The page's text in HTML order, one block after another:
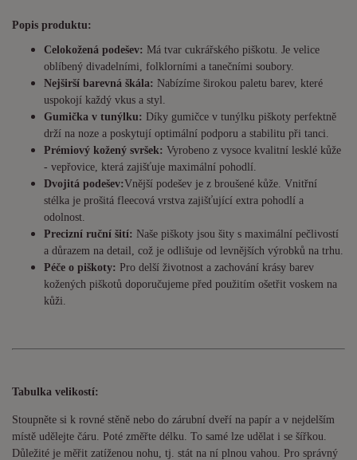
Popis produktu:
Celokožená podešev: Má tvar cukrářského piškotu. Je velice
oblíbený divadelními, folklorními a tanečními soubory.
Nejširší barevná škála: Nabízíme širokou paletu barev, které
uspokojí každý vkus a styl.
Gumička v tunýlku: Díky gumičce v tunýlku piškoty perfektně
drží na noze a poskytují optimální podporu a stabilitu při tanci.
Prémiový kožený svršek: Vyrobeno z vysoce kvalitní lesklé kůže
- vepřovice, která zajišťuje maximální pohodlí.
Dvojitá podešev:Vnější podešev je z broušené kůže. Vnitřní
stélka je prošitá fleecová vrstva zajišťující extra pohodlí a
odolnost.
Precizní ruční šití: Naše piškoty jsou šity s maximální pečlivostí
a důrazem na detail, což je odlišuje od levnějších výrobků na trhu.
Péče o piškoty: Pro delší životnost a zachování krásy barev
kožených piškotů doporučujeme před použitím ošetřit voskem na
kůži.
Tabulka velikostí:
Stoupněte si k rovné stěně nebo do zárubní dveří na papír a v nejdelším
místě udělejte čáru. Poté změřte délku. To samé lze udělat i se šířkou.
Důležité je měřit zatíženou nohu, tj. stát na ní plnou vahou. Pro správný